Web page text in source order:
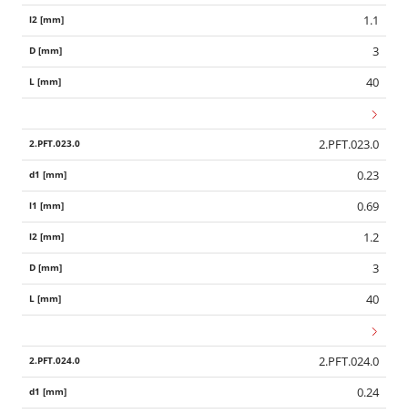
1.1
3
40
2.PFT.023.0
0.23
0.69
1.2
3
40
2.PFT.024.0
0.24